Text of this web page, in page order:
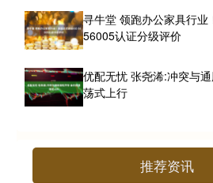
寻牛堂 领跑办公家具行业
56005认证分级评价
优配无忧 张尧浠:冲突与
荡式上行
推荐资讯